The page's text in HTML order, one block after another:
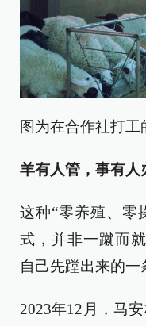
图为在合作社打
羊有人管，事有人
这种“零养殖、零
式，并非一蹴而
自己先蹚出来的一
2023年12月，马